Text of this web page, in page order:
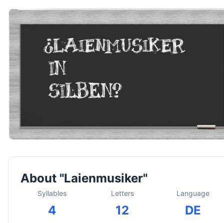
About "Laienmusiker"
Syllables
4
Letters
12
Language
DE